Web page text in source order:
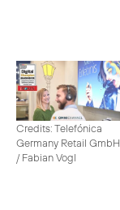
Credits: Telefónica
Germany Retail GmbH
/ Fabian Vogl